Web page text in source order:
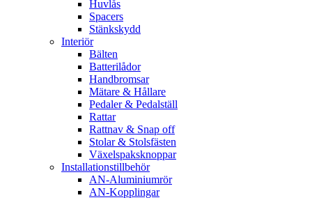
Huvlås
Spacers
Stänkskydd
Interiör
Bälten
Batterilådor
Handbromsar
Mätare & Hållare
Pedaler & Pedalställ
Rattar
Rattnav & Snap off
Stolar & Stolsfästen
Växelspaksknoppar
Installationstillbehör
AN-Aluminiumrör
AN-Kopplingar